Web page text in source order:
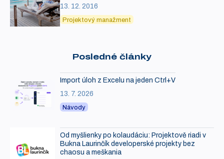
13. 12. 2016
Projektový manažment
Posledné články
Import úloh z Excelu na jeden Ctrl+V
13. 7. 2026
Návody
Od myšlienky po kolaudáciu: Projektově riadi v
Bukna Laurinčík developerské projekty bez
chaosu a meškania